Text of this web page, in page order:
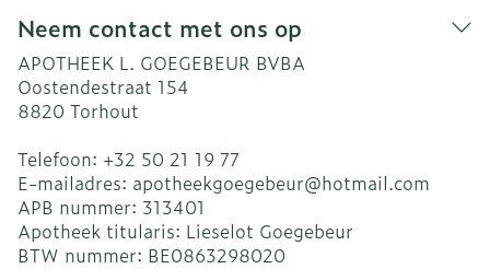
Neem contact met ons op
APOTHEEK L. GOEGEBEUR BVBA
Oostendestraat 154
8820 Torhout
Telefoon: +32 50 21 19 77
E-mailadres: apotheekgoegebeur@hotmail.com
APB nummer: 313401
Apotheek titularis: Lieselot Goegebeur
BTW nummer: BE0863298020